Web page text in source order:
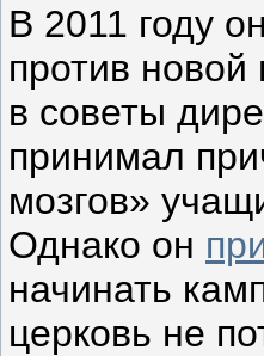
В 2011 году он
против новой
в советы
принимал
мозгов»
Однако он
начинать
церковь не